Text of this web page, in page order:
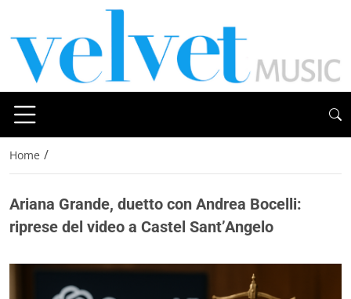
Home /
Ariana Grande, duetto con Andrea Bocelli:
riprese del video a Castel Sant’Angelo